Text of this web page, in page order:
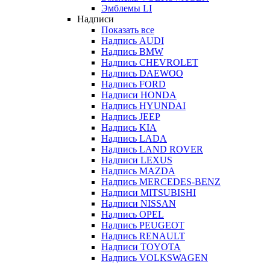
Эмблемы LI
Надписи
Показать все
Надпись AUDI
Надпись BMW
Надпись CHEVROLET
Надпись DAEWOO
Надпись FORD
Надписи HONDA
Надпись HYUNDAI
Надпись JEEP
Надпись KIA
Надпись LADA
Надпись LAND ROVER
Надписи LEXUS
Надпись MAZDA
Надпись MERCEDES-BENZ
Надписи MITSUBISHI
Надписи NISSAN
Надпись OPEL
Надпись PEUGEOT
Надпись RENAULT
Надписи TOYOTA
Надпись VOLKSWAGEN